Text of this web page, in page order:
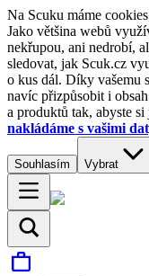
Na Scuku máme
Jako většina webů
nekřupou, ani nedrobí,
sledovat, jak Scuk.cz
o kus dál. Díky vašemu
navíc přizpůsobit i
a produktů tak, abyste
nakládáme s vašimi
Souhlasím Vybrat